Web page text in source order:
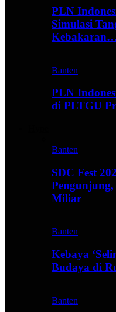
PLN
Simulasi
Banten
PLN
di PLTGU
Banten
SDC Fest
Miliar
Banten
Kebaya
Budaya di
Banten